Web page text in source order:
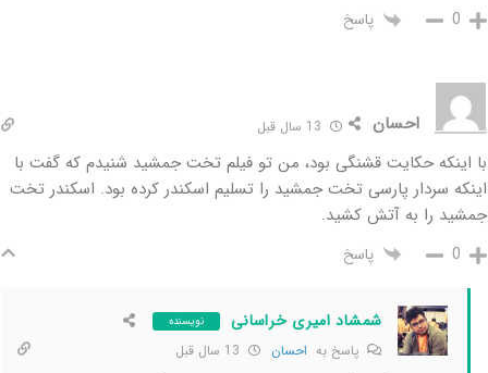
0 پاسخ
احسان
با اینکه حکایت قشنگی بود، من تو فیلم تخت جمشید شنیدم که گفت با
اینکه سردار پارسی تخت جمشید را تسلیم اسکندر کرده بود. اسکندر تخت
جمشید را به آتش کشید.
0 پاسخ
شمشاد امیری خراسانی نویسنده
پاسخ به احسان